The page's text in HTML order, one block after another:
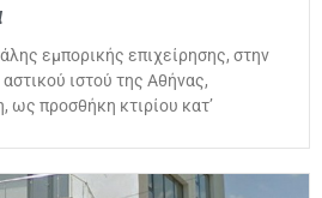
εμπορικής επιχείρησης, στην
ιστού της Αθήνας,
ως προσθήκη κτιρίου κατ’